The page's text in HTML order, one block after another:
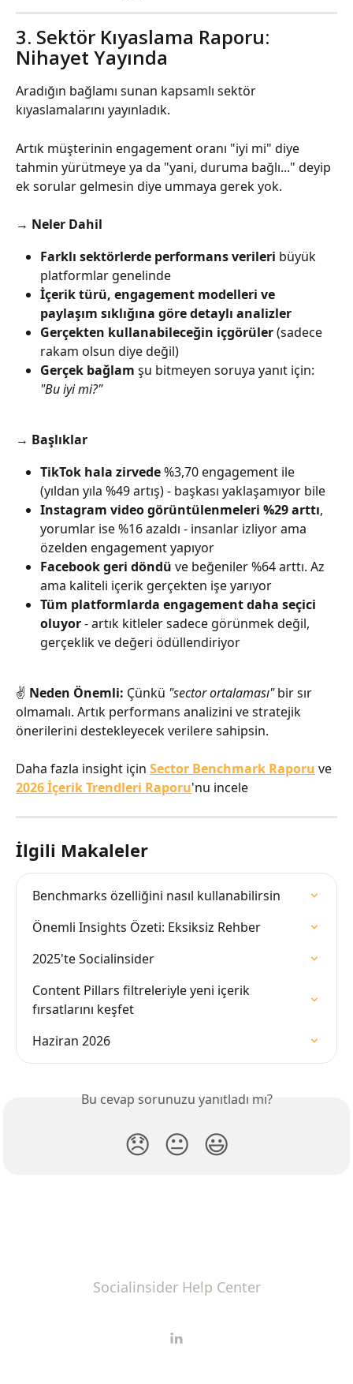
3. Sektör Kıyaslama Raporu:
Nihayet Yayında
Aradığın bağlamı sunan kapsamlı sektör
kıyaslamalarını yayınladık.
Artık müşterinin engagement oranı "iyi mi" diye
tahmin yürütmeye ya da "yani, duruma bağlı..." deyip
ek sorular gelmesin diye ummaya gerek yok.
→ Neler Dahil
Farklı sektörlerde performans verileri büyük
platformlar genelinde
İçerik türü, engagement modelleri ve
paylaşım sıklığına göre detaylı analizler
Gerçekten kullanabileceğin içgörüler (sadece
rakam olsun diye değil)
Gerçek bağlam şu bitmeyen soruya yanıt için:
"Bu iyi mi?"
→ Başlıklar
TikTok hala zirvede %3,70 engagement ile
(yıldan yıla %49 artış) - başkası yaklaşamıyor bile
Instagram video görüntülenmeleri %29 arttı,
yorumlar ise %16 azaldı - insanlar izliyor ama
özelden engagement yapıyor
Facebook geri döndü ve beğeniler %64 arttı. Az
ama kaliteli içerik gerçekten işe yarıyor
Tüm platformlarda engagement daha seçici
oluyor - artık kitleler sadece görünmek değil,
gerçeklik ve değeri ödüllendiriyor
✌️ Neden Önemli: Çünkü "sector ortalaması" bir sır
olmamalı. Artık performans analizini ve stratejik
önerilerini destekleyecek verilere sahipsin.
Daha fazla insight için Sector Benchmark Raporu ve
2026 İçerik Trendleri Raporu'nu incele
İlgili Makaleler
Benchmarks özelliğini nasıl kullanabilirsin
Önemli Insights Özeti: Eksiksiz Rehber
2025'te Socialinsider
Content Pillars filtreleriyle yeni içerik
fırsatlarını keşfet
Haziran 2026
Bu cevap sorunuzu yanıtladı mı?
😞 😐 😃
Socialinsider Help Center